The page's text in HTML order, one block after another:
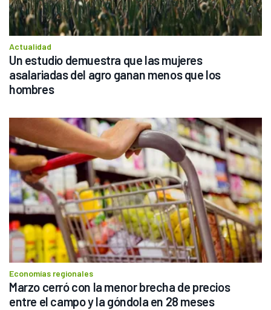
Actualidad
Un estudio demuestra que las mujeres
asalariadas del agro ganan menos que los
hombres
Economías regionales
Marzo cerró con la menor brecha de precios
entre el campo y la góndola en 28 meses